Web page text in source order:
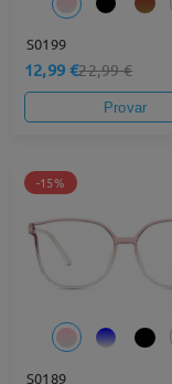
S0199
12,99 €22,99 €
Provar
-15%
S0189